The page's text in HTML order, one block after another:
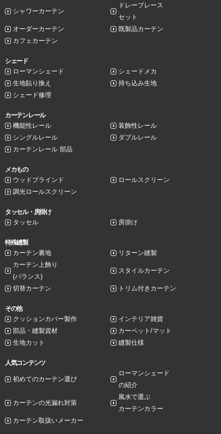
シャワーカーテン
ドレープレース
セット
オーダーカーテン
既製品カーテン
カフェカーテン
シェード
ローマンシェード
シェードメカ
生地貼り換え
持ち込み生地
シェード修理
カーテンレール
機能性レール
装飾性レール
シングルレール
ダブルレール
カーテンレール 部品
メカもの
ウッドブラインド
ロールスクリーン
調光ロールスクリーン
タッセル・房掛け
タッセル
房掛け
特殊縫製
カーテン裏地
リターン縫製
カーテン上飾り
(バランス)
スタイルカーテン
切替カーテン トリム付きカーテン
その他
クッションカバー製作
インテリア雑貨
部品・縫製資材
カーペット/マット
生地カット
縫製仕様
人気コンテンツ
初めてのカーテン選び
ローマンシェード
の紹介
カーテンの光漏れ対策
風水で選ぶ
カーテンカラー
カーテン取扱いメーカー